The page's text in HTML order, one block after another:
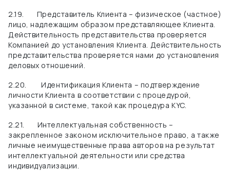
2.19.
Представитель Клиента – физическое (частное)
лицо, надлежащим образом представляющее Клиента.
Действительность представительства проверяется
Компанией до установления Клиента. Действительность
представительства проверяется нами до установления
деловых отношений.
2.20.
Идентификация Клиента – подтверждение
личности Клиента в соответствии с процедурой,
указанной в системе, такой как процедура KYC.
2.21.
Интеллектуальная собственность –
закрепленное законом исключительное право, а также
личные неимущественные права авторов на результат
интеллектуальной деятельности или средства
индивидуализации.